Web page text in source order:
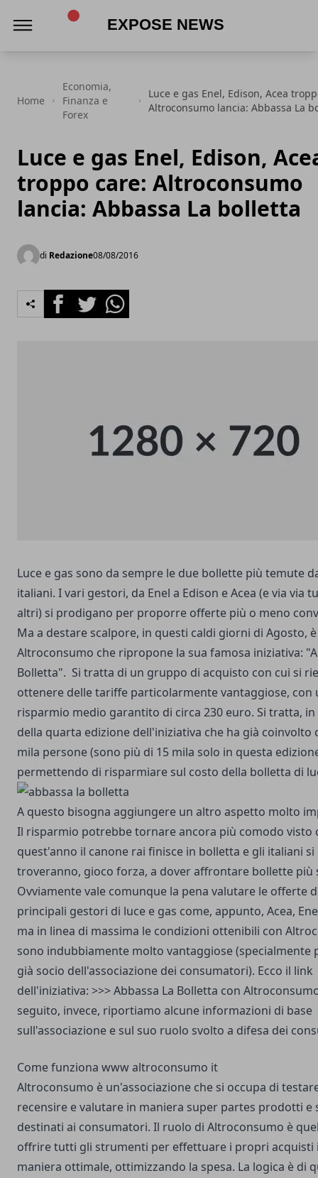
Home
Economia,
Finanza e
Forex
Luce e gas Enel, Edison, Acea
Altroconsumo lancia: Abbassa La
Luce e gas Enel, Edison,
troppo care: Altroconsumo
lancia: Abbassa La bolletta
di Redazione08/08/2016
FacebookTwitterWhatsapp
Luce e gas sono da sempre le due bollette più temute
italiani. I vari gestori, da Enel a Edison e Acea (e via via
altri) si prodigano per proporre offerte più o meno
Ma a destare scalpore, in questi caldi giorni di Agosto, è
Altroconsumo che ripropone la sua famosa iniziativa: "
Bolletta". Si tratta di un gruppo di acquisto con cui si
ottenere delle tariffe particolarmente vantaggiose, con
risparmio medio garantito di circa 230 euro. Si tratta,
della quarta edizione dell'iniziativa che ha già coinvolto
mila persone (sono più di 15 mila solo in questa
permettendo di risparmiare sul costo della bolletta di
A questo bisogna aggiungere un altro aspetto molto
Il risparmio potrebbe tornare ancora più comodo visto
quest'anno il canone rai finisce in bolletta e gli italiani si
troveranno, gioco forza, a dover affrontare bollette più
Ovviamente vale comunque la pena valutare le offerte
principali gestori di luce e gas come, appunto, Acea,
ma in linea di massima le condizioni ottenibili con
sono indubbiamente molto vantaggiose (specialmente
già socio dell'associazione dei consumatori). Ecco il link
dell'iniziativa: >>>Abbassa La Bolletta con
seguito, invece, riportiamo alcune informazioni di base
sull'associazione e sul suo ruolo svolto a difesa dei
Come funziona www altroconsumo it
Altroconsumo è un'associazione che si occupa di
recensire e valutare in maniera super partes prodotti e
destinati ai consumatori. Il ruolo di Altroconsumo è
offrire tutti gli strumenti per effettuare i propri acquisti
maniera ottimale, ottimizzando la spesa. La logica è di